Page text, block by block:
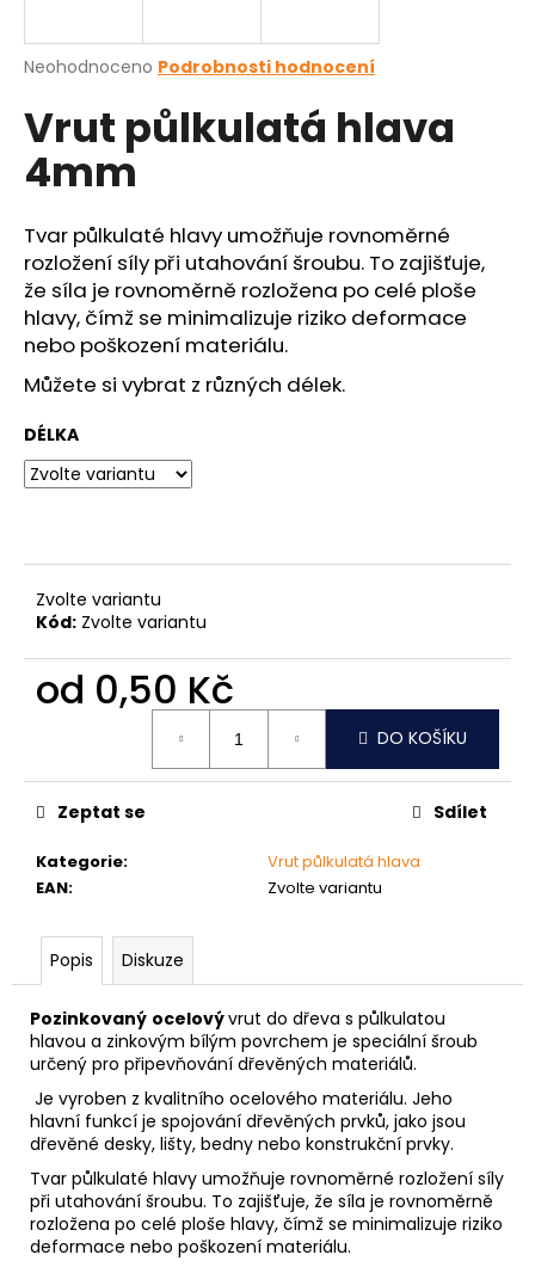
Průměrné
produktu
je
0,0
z
hvězdiček.
Neohodnoceno Podrobnosti hodnocení
Vrut půlkulatá hlava
4mm
Tvar půlkulaté hlavy umožňuje rovnoměrné
rozložení síly při utahování šroubu. To zajišťuje,
že síla je rovnoměrně rozložena po celé ploše
hlavy, čímž se minimalizuje riziko deformace
nebo poškození materiálu.
Můžete si vybrat z různých délek.
DÉLKA
Zvolte variantu
Kód: Zvolte variantu
od 0,50 Kč
DO KOŠÍKU
Kategorie:
Vrut půlkulatá hlava
EAN: Zvolte variantu
Zeptat se Sdílet
Popis Diskuze
Pozinkovaný ocelovývrut do dřeva s půlkulatou
hlavou a zinkovým bílým povrchem je speciální šroub
určený pro připevňování dřevěných materiálů.
Je vyroben z kvalitního ocelového materiálu. Jeho
hlavní funkcí je spojování dřevěných prvků, jako jsou
dřevěné desky, lišty, bedny nebo konstrukční prvky.
Tvar půlkulaté hlavy umožňuje rovnoměrné rozložení síly
při utahování šroubu. To zajišťuje, že síla je rovnoměrně
rozložena po celé ploše hlavy, čímž se minimalizuje riziko
deformace nebo poškození materiálu.
j
t
?
HLEDAT
D
p
o
r
u
e
e
KOVU
SAMOVRTNÝ
TEX
HLAVA
5,5
MM